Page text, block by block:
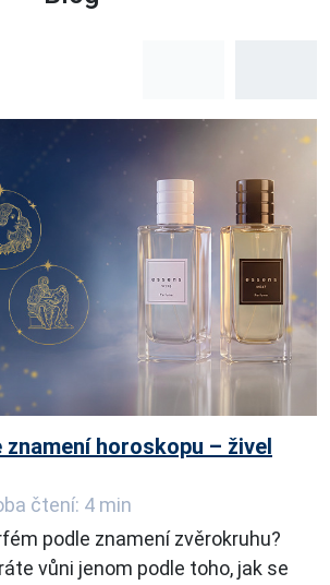
horoskopu – živel
čtení: 4 min
podle znamení zvěrokruhu?
vůni jenom podle toho, jak se